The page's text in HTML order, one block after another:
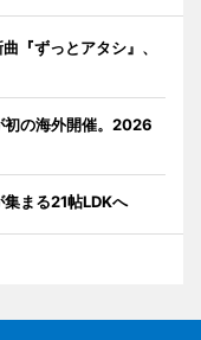
『ずっとアタシ』、
初の海外開催。2026
まる21帖LDKへ